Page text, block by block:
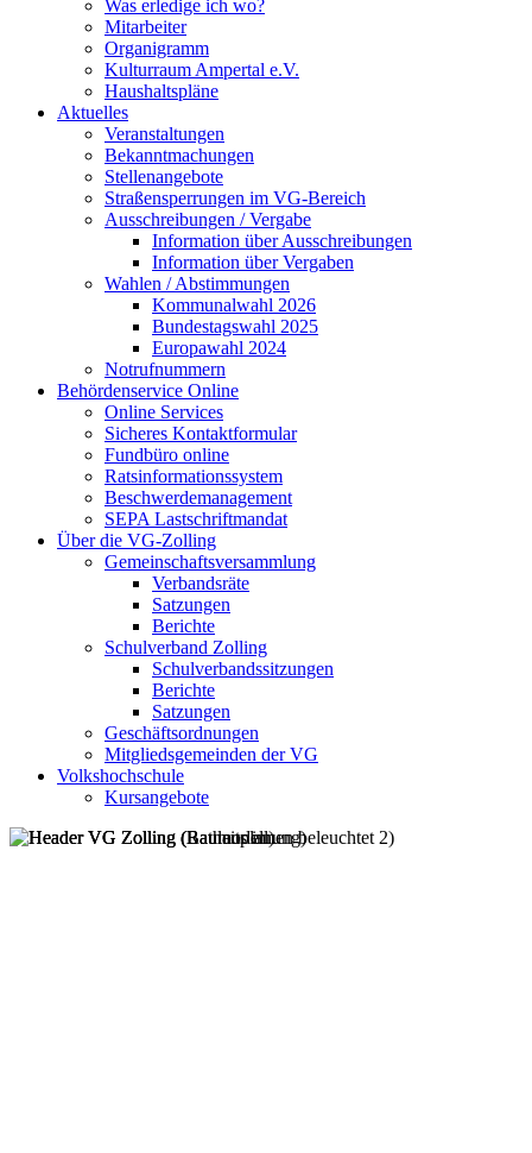
Was erledige ich wo?
Mitarbeiter
Organigramm
Kulturraum Ampertal e.V.
Haushaltspläne
Aktuelles
Veranstaltungen
Bekanntmachungen
Stellenangebote
Straßensperrungen im VG-Bereich
Ausschreibungen / Vergabe
Information über Ausschreibungen
Information über Vergaben
Wahlen / Abstimmungen
Kommunalwahl 2026
Bundestagswahl 2025
Europawahl 2024
Notrufnummern
Behördenservice Online
Online Services
Sicheres Kontaktformular
Fundbüro online
Ratsinformationssystem
Beschwerdemanagement
SEPA Lastschriftmandat
Über die VG-Zolling
Gemeinschaftsversammlung
Verbandsräte
Satzungen
Berichte
Schulverband Zolling
Schulverbandssitzungen
Berichte
Satzungen
Geschäftsordnungen
Mitgliedsgemeinden der VG
Volkshochschule
Kursangebote